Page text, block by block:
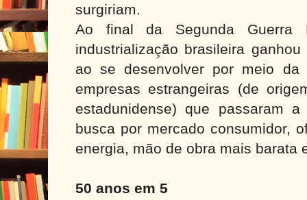
surgiriam.
Ao final da Segunda Guerra
industrialização brasileira
ao se desenvolver por meio
empresas estrangeiras (de
estadunidense) que passaram
busca por mercado consumidor,
energia, mão de obra mais
50 anos em 5